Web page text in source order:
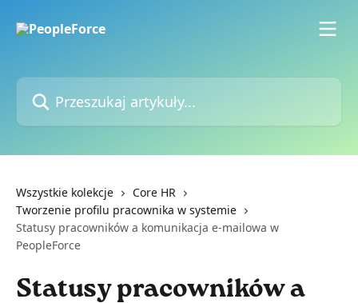
Przeszukaj artykuły...
Wszystkie kolekcje
Core HR
Tworzenie profilu pracownika w systemie
Statusy pracowników a komunikacja e-mailowa w
PeopleForce
Statusy pracowników a